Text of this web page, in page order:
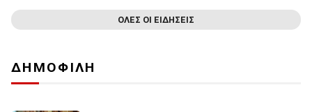
ΟΛΕΣ ΟΙ ΕΙΔΗΣΕΙΣ
ΔΗΜΟΦΙΛΗ